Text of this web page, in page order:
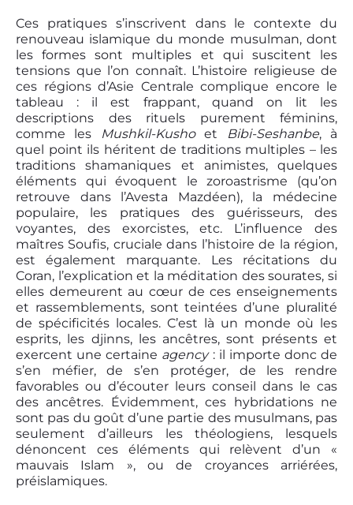
Ces pratiques s’inscrivent dans le contexte du
renouveau islamique du monde musulman, dont
les formes sont multiples et qui suscitent les
tensions que l’on connaît. L’histoire religieuse de
ces régions d’Asie Centrale complique encore le
tableau : il est frappant, quand on lit les
descriptions des rituels purement féminins,
comme les
Mushkil-Kushoet Bibi-Seshanbe, à
quel point ils héritent de traditions multiples – les
traditions shamaniques et animistes, quelques
éléments qui évoquent le zoroastrisme (qu’on
retrouve dans l’Avesta Mazdéen), la médecine
populaire, les pratiques des guérisseurs, des
voyantes, des exorcistes, etc. L’influence des
maîtres Soufis, cruciale dans l’histoire de la région,
est également marquante. Les récitations du
Coran, l’explication et la méditation des sourates, si
elles demeurent au cœur de ces enseignements
et rassemblements, sont teintées d’une pluralité
de spécificités locales. C’est là un monde où les
esprits, les djinns, les ancêtres, sont présents et
exercent une certaine agency: il importe donc de
s’en méfier, de s’en protéger, de les rendre
favorables ou d’écouter leurs conseil dans le cas
des ancêtres. Évidemment, ces hybridations ne
sont pas du goût d’une partie des musulmans, pas
seulement d’ailleurs les théologiens, lesquels
dénoncent ces éléments qui relèvent d’un «
mauvais Islam », ou de croyances arriérées,
préislamiques.